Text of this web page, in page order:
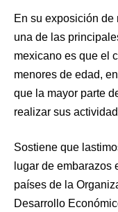
En su exposición
una de las
mexicano es que el
menores de edad,
que la mayor parte
realizar sus
Sostiene que
lugar de embarazos
países de la
Desarrollo